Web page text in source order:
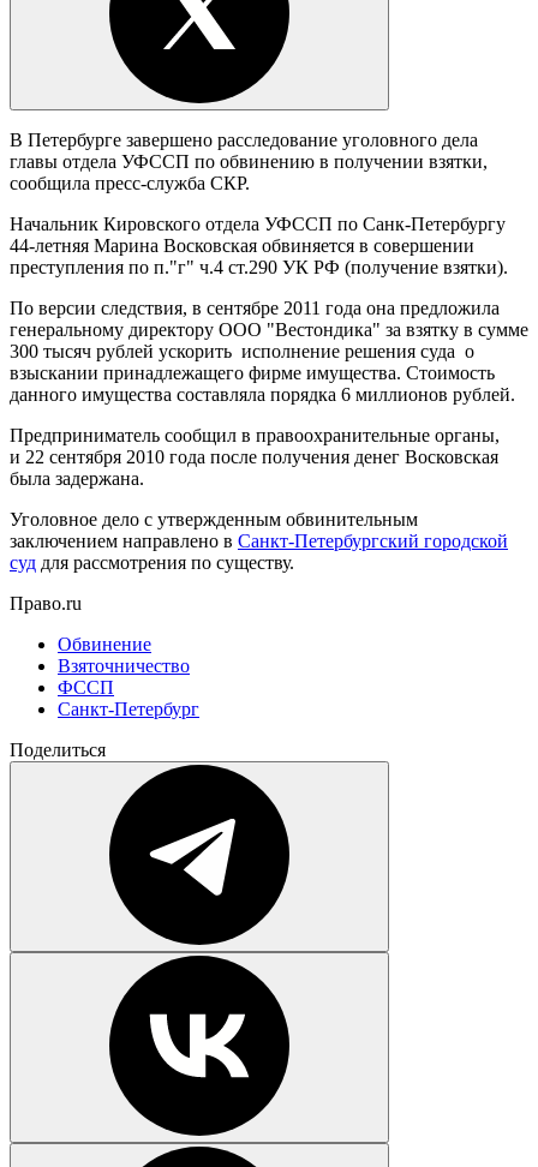
В Петербурге завершено расследование уголовного дела
главы отдела УФССП по обвинению в получении взятки,
сообщила пресс-служба СКР.
Начальник Кировского отдела УФССП по Санк-Петербургу
44-летняя Марина Восковская обвиняется в совершении
преступления по п."г" ч.4 ст.290 УК РФ (получение взятки).
По версии следствия, в сентябре 2011 года она предложила
генеральному директору ООО "Вестондика" за взятку в сумме
300 тысяч рублей ускорить исполнение решения суда о
взыскании принадлежащего фирме имущества. Стоимость
данного имущества составляла порядка 6 миллионов рублей.
Предприниматель сообщил в правоохранительные органы,
и 22 сентября 2010 года после получения денег Восковская
была задержана.
Уголовное дело с утвержденным обвинительным
заключением направлено в Санкт-Петербургский городской
суд для рассмотрения по существу.
Право.ru
Обвинение
Взяточничество
ФССП
Санкт-Петербург
Поделиться